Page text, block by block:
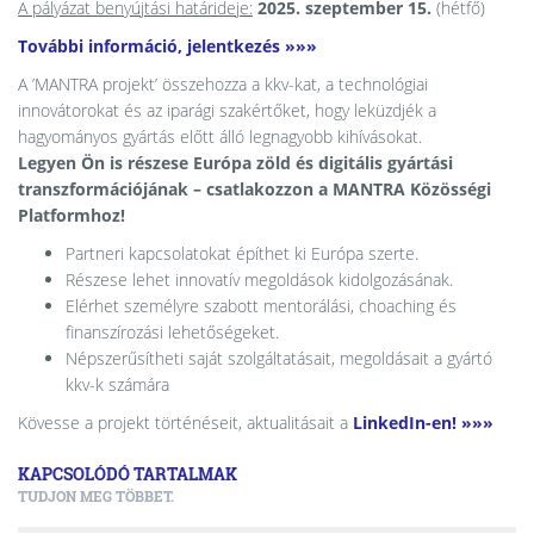
A pályázat benyújtási határideje: 2025. szeptember 15. (hétfő)
További információ, jelentkezés »»»
A ’MANTRA projekt’ összehozza a kkv-kat, a technológiai
innovátorokat és az iparági szakértőket, hogy leküzdjék a
hagyományos gyártás előtt álló legnagyobb kihívásokat.
Legyen Ön is részese Európa zöld és digitális gyártási
transzformációjának – csatlakozzon a MANTRA Közösségi
Platformhoz!
Partneri kapcsolatokat építhet ki Európa szerte.
Részese lehet innovatív megoldások kidolgozásának.
Elérhet személyre szabott mentorálási, choaching és
finanszírozási lehetőségeket.
Népszerűsítheti saját szolgáltatásait, megoldásait a gyártó
kkv-k számára
Kövesse a projekt történéseit, aktualitásait a LinkedIn-en! »»»
KAPCSOLÓDÓ TARTALMAK
TUDJON MEG TÖBBET.